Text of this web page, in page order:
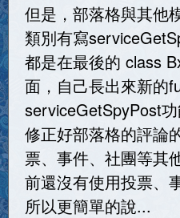
但是，部落格與其他
類別有寫
都是在最後的 class
面，自己長出來新的
serviceGetSpyPost
修正好部落格的評論
票、事件、社團等其
前還沒有使用投票、
所以更簡單的說...